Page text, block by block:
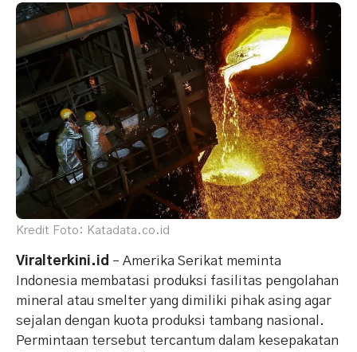
Kredit Foto: Katadata.co.id
Viralterkini.id – Amerika Serikat meminta
Indonesia membatasi produksi fasilitas pengolahan
mineral atau smelter yang dimiliki pihak asing agar
sejalan dengan kuota produksi tambang nasional.
Permintaan tersebut tercantum dalam kesepakatan